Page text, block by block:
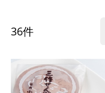
36件